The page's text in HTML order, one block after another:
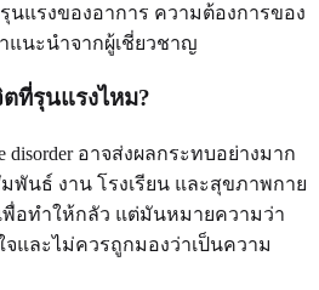
แรงของอาการ ความต้องการของ
แนะนำจากผู้เชี่ยวชาญ
ที่รุนแรงไหม?
disorder อาจส่งผลกระทบอย่างมาก
นธ์ งาน โรงเรียน และสุขภาพกาย
พื่อทำให้กลัว แต่มันหมายความว่า
และไม่ควรถูกมองว่าเป็นความ